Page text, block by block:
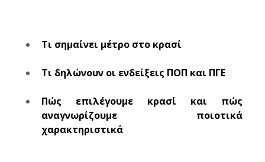
Τι σημαίνει μέτρο στο κρασί
Τι δηλώνουν οι ενδείξεις ΠΟΠ και ΠΓΕ
Πώς επιλέγουμε κρασί και πώς
αναγνωρίζουμε ποιοτικά
χαρακτηριστικά